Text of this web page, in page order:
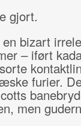
gjort.
bizart
– iført
furier.
men